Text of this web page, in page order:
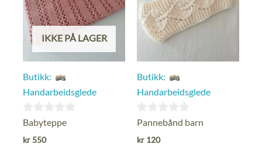
IKKE PÅ LAGER
Butikk:
Handarbeidsglede
0
ut
Babyteppe
kr550
Butikk:
Handarbeidsglede
0
ut
Pannebånd barn
kr 120